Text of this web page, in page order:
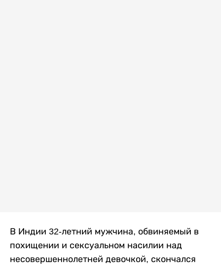
В Индии 32-летний мужчина, обвиняемый в
похищении и сексуальном насилии над
несовершеннолетней девочкой, скончался